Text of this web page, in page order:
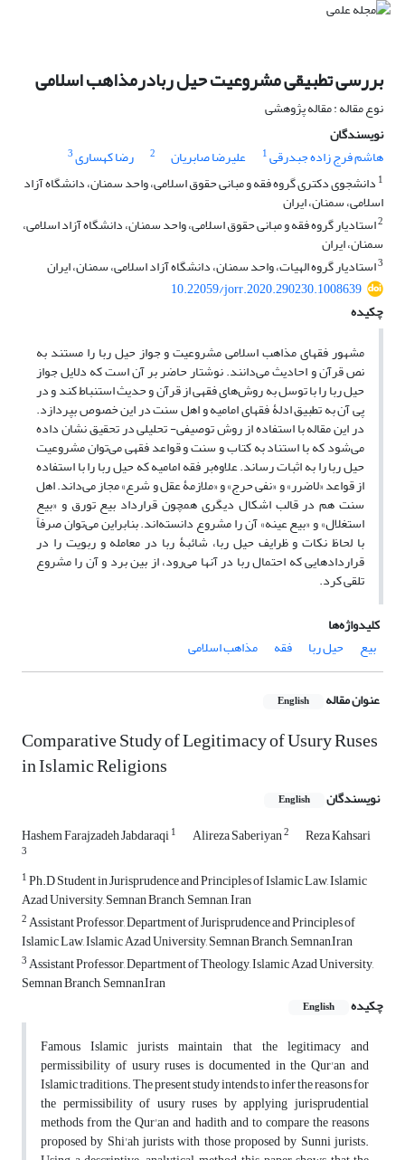
بررسی تطبیقی مشروعیت حیل ربادرمذاهب اسلامی
نوع مقاله : مقاله پژوهشی
نویسندگان
هاشم فرج زاده جبدرقی1 علیرضا صابریان 2 رضا کهساری3
1 دانشجوی دکتری گروه فقه و مبانی حقوق اسلامی، واحد سمنان، دانشگاه آزاد
اسلامی، سمنان، ایران
2استادیار گروه فقه و مبانی حقوق اسلامی، واحد سمنان، دانشگاه آزاد اسلامی،
سمنان، ایران
3استادیار گروه الهیات، واحد سمنان، دانشگاه آزاد اسلامی، سمنان، ایران
10.22059/jorr.2020.290230.1008639
چکیده
مشهور فقهای مذاهب اسلامی مشروعیت و جواز حیل ربا را مستند به
نص قرآن و احادیث می‌دانند. نوشتار حاضر بر آن است که دلایل جواز
حیل ربا را با توسل به روش‌های فقهی از قرآن و حدیث استنباط کند و در
پی آن به تطبیق ادلۀ فقهای امامیه و اهل سنت در این خصوص بپردازد.
در این مقاله با استفاده از روش توصیفی- تحلیلی در تحقیق نشان داده
می‌شود که با استناد به کتاب و سنت و قواعد فقهی می‌توان مشروعیت
حیل ربا را به اثبات رساند. علاوه‌بر فقه امامیه که حیل ربا را با استفاده
از قواعد «لاضرر» و «نفی حرج» و «ملازمۀ عقل و شرع» مجاز می‌داند. اهل
سنت هم در قالب اشکال دیگری همچون قرارداد بیع تورق و «بیع
استغلال» و «بیع عینه» آن را مشروع دانسته‌اند. بنابراین می‌توان صرفاً
با لحاظ نکات و ظرایف حیل ربا، شائبۀ ربا در معامله و ربویت را در
قراردادهایی که احتمال ربا در آنها می‌رود، از بین برد و آن را مشروع
تلقی کرد.
کلیدواژه‌ها
بیع
حیل ربا فقه مذاهب اسلامی
عنوان مقاله English
Comparative Study of Legitimacy of Usury Ruses
in Islamic Religions
نویسندگان English
Hashem Farajzadeh Jabdaraqi1 Alireza Saberiyan2 Reza Kahsari
3
1Ph.D Student in Jurisprudence and Principles of Islamic Law, Islamic
Azad University, Semnan Branch, Semnan, Iran
2Assistant Professor, Department of Jurisprudence and Principles of
Islamic Law, Islamic Azad University, Semnan Branch, Semnan,Iran
3Assistant Professor, Department of Theology, Islamic Azad University,
Semnan Branch, Semnan,Iran
چکیده
English
Famous Islamic jurists maintain that the legitimacy and
permissibility of usury ruses is documented in the Qur'an and
Islamic traditions. The present study intends to infer the reasons for
the permissibility of usury ruses by applying jurisprudential
methods from the Qur'an and hadith and to compare the reasons
proposed by Shi'ah jurists with those proposed by Sunni jurists.